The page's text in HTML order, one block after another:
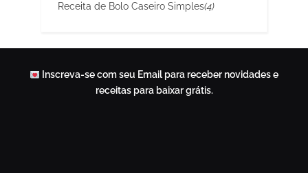
Receita de Bolo Caseiro Simples(4)
Inscreva-se com seu Email para receber novidades e
receitas para baixar grátis.